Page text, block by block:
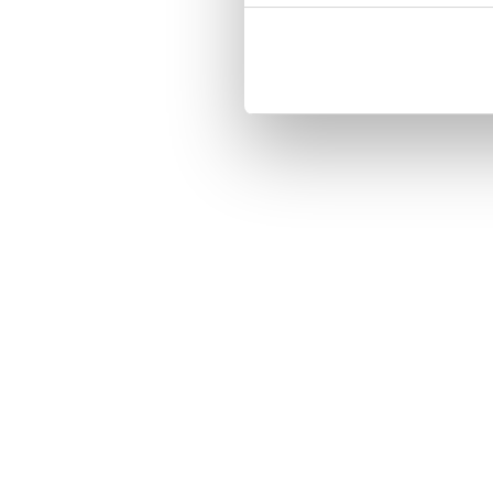
-Three handy card slots on the
-PU-leather.